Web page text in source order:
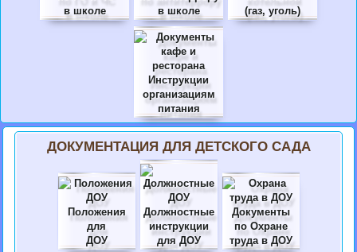
в школе
в школе
(газ, уголь)
Инструкции
организациям
питания
ДОКУМЕНТАЦИЯ ДЛЯ ДЕТСКОГО САДА
Положения
для
ДОУ
Должностные
инструкции
для ДОУ
Документы
по Охране
труда в ДОУ